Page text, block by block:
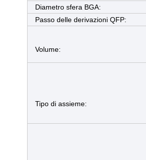
Diametro sfera BGA:
Passo delle derivazioni QFP:
Volume:
Tipo di assieme: